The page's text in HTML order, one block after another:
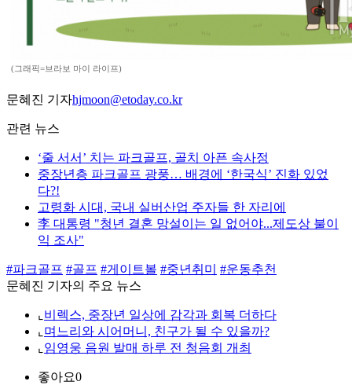
(그래픽=브라보 마이 라이프)
문혜진 기자hjmoon@etoday.co.kr
관련 뉴스
‘줄 서서’ 치는 파크골프, 골치 아픈 속사정
중장년층 파크골프 광풍… 배경에 ‘한국식’ 진화 있었
다?!
고령화 시대, 국내 실버산업 주자들 한 자리에
李 대통령 "청년 결혼 망설이는 일 없어야...제도상 불이
익 조사"
#파크골프 #골프 #게이트볼 #중년취미
#운동추천
문혜진 기자의 주요 뉴스
⌞ 비렉스, 중장년 일상에 감각과 회복 더하다
⌞ 며느리와 시어머니, 친구가 될 수 있을까?
⌞ 임영웅 음원 발매 하루 전 청음회 개최
좋아요0